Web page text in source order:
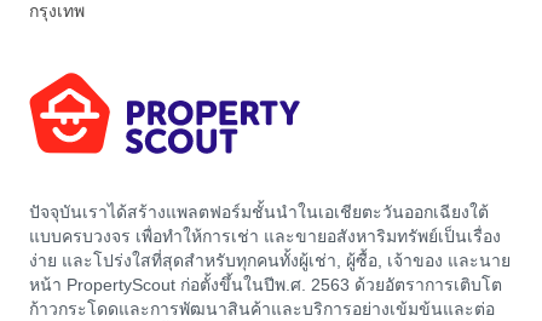
กรุงเทพ
ปัจจุบันเราได้สร้างแพลตฟอร์มชั้นนำในเอเชียตะวันออกเฉียงใต้
แบบครบวงจร เพื่อทำให้การเช่า และขายอสังหาริมทรัพย์เป็นเรื่อง
ง่าย และโปร่งใสที่สุดสำหรับทุกคนทั้งผู้เช่า, ผู้ซื้อ, เจ้าของ และนาย
หน้า PropertyScout ก่อตั้งขึ้นในปีพ.ศ. 2563 ด้วยอัตราการเติบโต
ก้าวกระโดดและการพัฒนาสินค้าและบริการอย่างเข้มข้นและต่อ